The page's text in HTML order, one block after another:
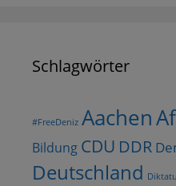
Schlagwörter
#FreeDeniz Aachen
Bildung CDU DDR
Deutschland